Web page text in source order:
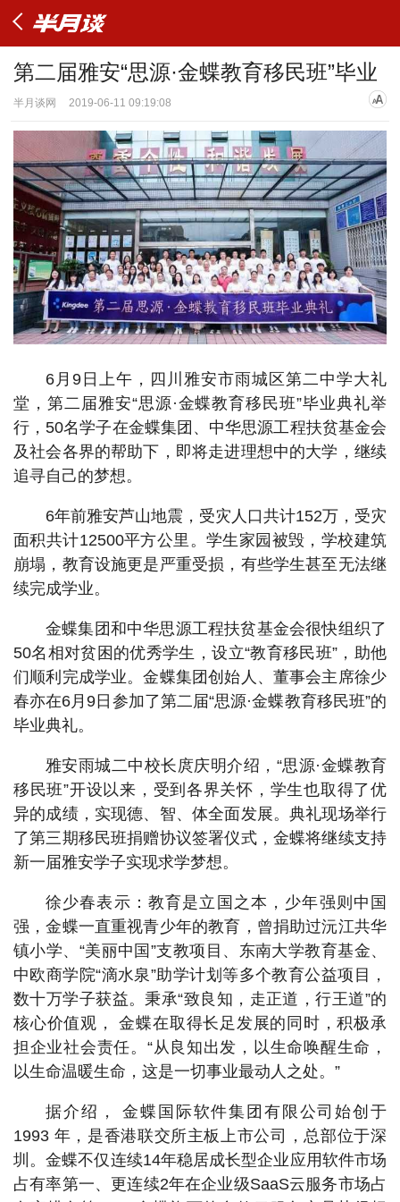
第二届雅安“思源·金蝶教育移民班”毕业
半月谈网 2019-06-11 09:19:08
6月9日上午，四川雅安市雨城区第二中学大礼
堂，第二届雅安“思源·金蝶教育移民班”毕业典礼举
行，50名学子在金蝶集团、中华思源工程扶贫基金会
及社会各界的帮助下，即将走进理想中的大学，继续
追寻自己的梦想。
6年前雅安芦山地震，受灾人口共计152万，受灾
面积共计12500平方公里。学生家园被毁，学校建筑
崩塌，教育设施更是严重受损，有些学生甚至无法继
续完成学业。
金蝶集团和中华思源工程扶贫基金会很快组织了
50名相对贫困的优秀学生，设立“教育移民班”，助他
们顺利完成学业。金蝶集团创始人、董事会主席徐少
春亦在6月9日参加了第二届“思源·金蝶教育移民班”的
毕业典礼。
雅安雨城二中校长庹庆明介绍，“思源·金蝶教育
移民班”开设以来，受到各界关怀，学生也取得了优
异的成绩，实现德、智、体全面发展。典礼现场举行
了第三期移民班捐赠协议签署仪式，金蝶将继续支持
新一届雅安学子实现求学梦想。
徐少春表示：教育是立国之本，少年强则中国
强，金蝶一直重视青少年的教育，曾捐助过沅江共华
镇小学、“美丽中国”支教项目、东南大学教育基金、
中欧商学院“滴水泉”助学计划等多个教育公益项目，
数十万学子获益。秉承“致良知，走正道，行王道”的
核心价值观， 金蝶在取得长足发展的同时，积极承
担企业社会责任。“从良知出发，以生命唤醒生命，
以生命温暖生命，这是一切事业最动人之处。”
据介绍， 金蝶国际软件集团有限公司始创于
1993 年，是香港联交所主板上市公司，总部位于深
圳。金蝶不仅连续14年稳居成长型企业应用软件市场
占有率第一、更连续2年在企业级SaaS云服务市场占